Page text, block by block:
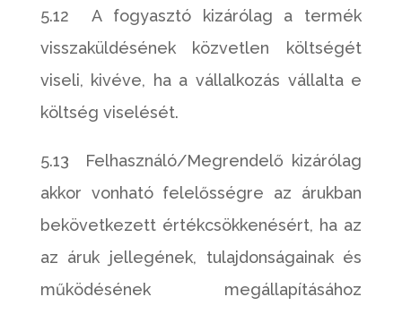
5.12 A fogyasztó kizárólag a termék
visszaküldésének közvetlen költségét
viseli, kivéve, ha a vállalkozás vállalta e
költség viselését.
5.13 Felhasználó/Megrendelő kizárólag
akkor vonható felelősségre az árukban
bekövetkezett értékcsökkenésért, ha az
az áruk jellegének, tulajdonságainak és
működésének megállapításához